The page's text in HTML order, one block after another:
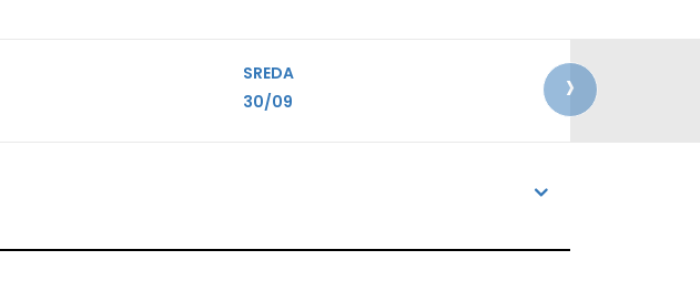
SREDA
30/09
›